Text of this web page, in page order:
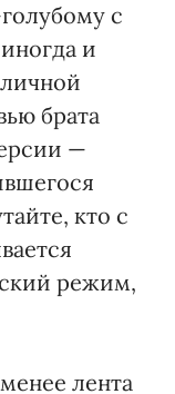
с
и
брата
—
кто с
режим,
лента